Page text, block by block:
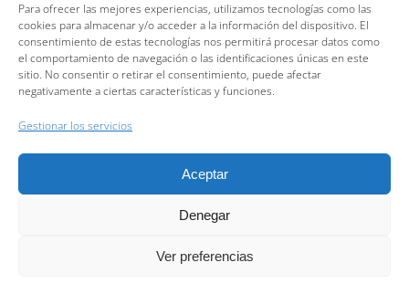
Para ofrecer las mejores experiencias, utilizamos tecnologías como las
cookies para almacenar y/o acceder a la información del dispositivo. El
consentimiento de estas tecnologías nos permitirá procesar datos como
el comportamiento de navegación o las identificaciones únicas en este
sitio. No consentir o retirar el consentimiento, puede afectar
negativamente a ciertas características y funciones.
Gestionar los servicios
Aceptar
Denegar
Ver preferencias
jovenes 1º Division infantil 2º Division infantil
Política de privacidad
Política de cookies (UE)
Política de cancelación y devolución
desarrollado por